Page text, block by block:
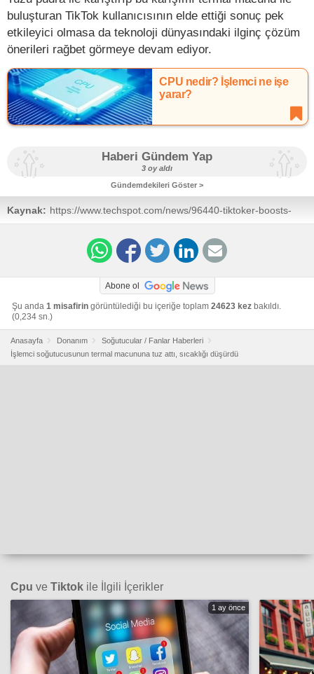
buluşturan TikTok kullanıcısının elde ettiği sonuç pek
etkileyici olmasa da teknoloji dünyasındaki ilginç çözüm
önerileri rağbet görmeye devam ediyor.
CPU nedir? İşlemci ne işe
yarar?
Haberi Gündem Yap
3 oy aldı
Gündemdekileri Göster >
Kaynak: https://www.techspot.com/news/96440-tiktoker-boosts-
cpu-cooling-performance-adding-salt-thermal.html
Abone ol
Şu anda 1 misafirin görüntülediği bu içeriğe toplam 24623 kez bakıldı.
(0,234 sn.)
Anasayfa Donanım
Soğutucular / Fanlar Haberleri
İşlemci soğutucusunun termal macununa tuz attı, sıcaklığı düşürdü
Cpu ve Tiktok ile İlgili İçerikler
1 ay önce